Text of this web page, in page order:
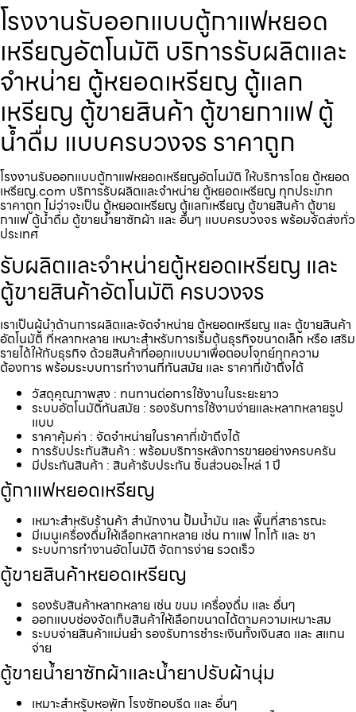
โรงงานรับออกแบบตู้กาแฟหยอด
เหรียญ​อัตโนมัติ บริการรับผลิตและ
จำหน่าย ตู้หยอดเหรียญ ตู้แลก
เหรียญ ตู้ขายสินค้า ตู้ขายกาแฟ ตู้
น้ำดื่ม แบบครบวงจร ราคาถูก
โรงงานรับออกแบบตู้กาแฟหยอดเหรียญ​อัตโนมัติ ให้บริการโดย ตู้หยอด
เหรียญ.com บริการรับผลิตและจำหน่าย ตู้หยอดเหรียญ ทุกประเภท
ราคาถูก ไม่ว่าจะเป็น ตู้หยอดเหรียญ ตู้แลกเหรียญ ตู้ขายสินค้า ตู้ขาย
กาแฟ ตู้น้ำดื่ม ตู้ขายน้ำยาซักผ้า และ อื่นๆ แบบครบวงจร พร้อมจัดส่งทั่ว
ประเทศ
รับผลิตและจำหน่ายตู้หยอดเหรียญ และ
ตู้ขายสินค้าอัตโนมัติ ครบวงจร
เราเป็นผู้นำด้านการผลิตและจัดจำหน่าย ตู้หยอดเหรียญ และ ตู้ขายสินค้า
อัตโนมัติ ที่หลากหลาย เหมาะสำหรับการเริ่มต้นธุรกิจขนาดเล็ก หรือ เสริม
รายได้ให้กับธุรกิจ ด้วยสินค้าที่ออกแบบมาเพื่อตอบโจทย์ทุกความ
ต้องการ พร้อมระบบการทำงานที่ทันสมัย และ ราคาที่เข้าถึงได้
วัสดุคุณภาพสูง : ทนทานต่อการใช้งานในระยะยาว
ระบบอัตโนมัติทันสมัย : รองรับการใช้งานง่ายและหลากหลายรูป
แบบ
ราคาคุ้มค่า : จัดจำหน่ายในราคาที่เข้าถึงได้
การรับประกันสินค้า : พร้อมบริการหลังการขายอย่างครบครัน
มีประกันสินค้า : สินค้ารับประกัน ชิ้นส่วนอะไหล่ 1 ปี
ตู้กาแฟหยอดเหรียญ
เหมาะสำหรับร้านค้า สำนักงาน ปั้มน้ำมัน และ พื้นที่สาธารณะ
มีเมนูเครื่องดื่มให้เลือกหลากหลาย เช่น กาแฟ โกโก้ และ ชา
ระบบการทำงานอัตโนมัติ จัดการง่าย รวดเร็ว
ตู้ขายสินค้าหยอดเหรียญ
รองรับสินค้าหลากหลาย เช่น ขนม เครื่องดื่ม และ อื่นๆ
ออกแบบช่องจัดเก็บสินค้าให้เลือกขนาดได้ตามความเหมาะสม
ระบบจ่ายสินค้าแม่นยำ รองรับการชำระเงินทั้งเงินสด และ สแกน
จ่าย
ตู้ขายน้ำยาซักผ้าและน้ำยาปรับผ้านุ่ม
เหมาะสำหรับหอพัก โรงซักอบรีด และ อื่นๆ